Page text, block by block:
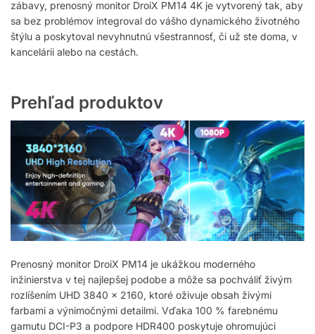
zábavy, prenosný monitor DroiX PM14 4K je vytvorený tak, aby
sa bez problémov integroval do vášho dynamického životného
štýlu a poskytoval nevyhnutnú všestrannosť, či už ste doma, v
kancelárii alebo na cestách.
Prehľad produktov
Prenosný monitor DroiX PM14 je ukážkou moderného
inžinierstva v tej najlepšej podobe a môže sa pochváliť živým
rozlíšením UHD 3840 × 2160, ktoré oživuje obsah živými
farbami a výnimočnými detailmi. Vďaka 100 % farebnému
gamutu DCI-P3 a podpore HDR400 poskytuje ohromujúci